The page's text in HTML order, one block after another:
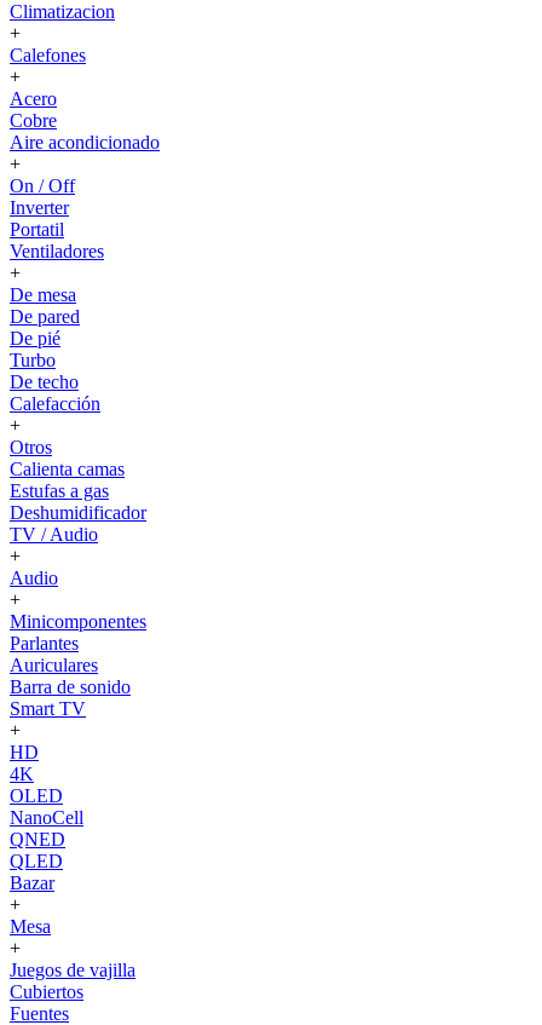
Climatizacion
+
Calefones
+
Acero
Cobre
Aire acondicionado
+
On / Off
Inverter
Portatil
Ventiladores
+
De mesa
De pared
De pié
Turbo
De techo
Calefacción
+
Otros
Calienta camas
Estufas a gas
Deshumidificador
TV / Audio
+
Audio
+
Minicomponentes
Parlantes
Auriculares
Barra de sonido
Smart TV
+
HD
4K
OLED
NanoCell
QNED
QLED
Bazar
+
Mesa
+
Juegos de vajilla
Cubiertos
Fuentes